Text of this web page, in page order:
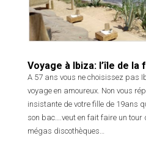
Voyage à Ibiza: l’île de la
A 57 ans vous ne choisissez pas
voyage en amoureux. Non vous
insistante de votre fille de 19ans
son bac….veut en fait faire un tour
mégas discothèques…